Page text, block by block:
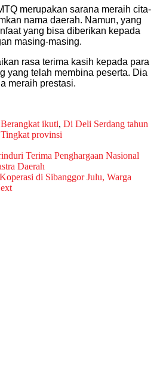
merupakan sarana meraih cita-
nama daerah. Namun, yang
yang bisa diberikan kepada
masing-masing.
rasa terima kasih kepada para
yang telah membina peserta. Dia
meraih prestasi.
Berangkat ikuti, Di Deli Serdang tahun
Tingkat provinsi
Terima Penghargaan Nasional
Daerah
di Sibanggor Julu, Warga